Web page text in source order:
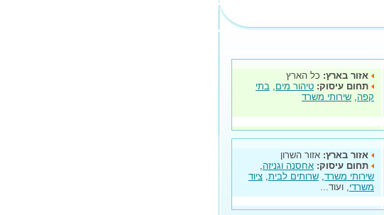
אזור בארץ: כל הארץ
תחום עיסוק: טיהור מים, בתי
קפה, שירותי משרד
אזור בארץ: אזור השרון
תחום עיסוק: אחסנה וגניזה,
שירותי משרד, שרותים לבית, ציוד
משרדי, ועוד...